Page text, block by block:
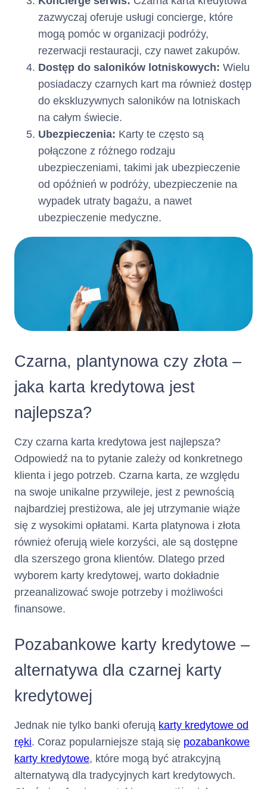
Terminy i
sposób
wypłaty
kredytu :
W jaki sposób i w jakim terminie
otrzyma Pani/Pan pieniądze
Środki z tytułu przyznanego
Limitu kredytowego zostaną
postawione do dyspozycji
Klienta jednorazowo na
rachunku Kartyw terminie 2
dniod dnia zawarcia Umowy.
Klient ma możliwość szybkiego
Kredytowego w Rachunku
Karty z chwilą zawarcia Umowy,
w ramach usługi Fast Cash.
Czas obowiązywania
umowy :
Umowa zostaje zawarta na
okres 360 (trzystu
sześćdziesięciu) dni z
automatycznego
przedłużenia
na kolejne 360-
dniowe okresy kredytowania, o
ile Klient lub Kredytodawca nie
wypowie Umowy, zadecyduje o
niewznawianiu Karty
Kredytowej Netcredit albo nie
powodujące jej rozwiązanie.
Zasady i terminy spłaty
kredytu :
Klient zobowiązany jest do
każdego Okresu
Rozliczeniowego w wysokości
co najmniej Minimalnej Kwoty
do Zapłaty wDniu Spłaty.
Dzień Spłaty i wysokość
Minimalnej Kwoty do Zapłaty
wskazane są w Zestawieniu
Operacji.
Minimalna Kwota do
stanowi sumę:
zaległych: (i) odsetek
Kredytowego tj.
zaległej Prowizji,
odsetek oraz (iii) opłat
Rozliczeniowych,
(i) odsetek za
opóźnienie, (ii) opłat
za udzielenie i
korzystanie z Limitu
zazwyczaj oferuje usługi concierge, które
mogą pomóc w organizacji podróży,
rezerwacji restauracji, czy nawet zakupów.
Dostęp do saloników lotniskowych: Wielu
posiadaczy czarnych kart ma również dostęp
do ekskluzywnych saloników na lotniskach
na całym świecie.
Ubezpieczenia: Karty te często są
połączone z różnego rodzaju
ubezpieczeniami, takimi jak ubezpieczenie
od opóźnień w podróży, ubezpieczenie na
wypadek utraty bagażu, a nawet
ubezpieczenie medyczne.
Czarna, plantynowa czy złota –
jaka karta kredytowa jest
najlepsza?
Czy czarna karta kredytowa jest najlepsza?
Odpowiedź na to pytanie zależy od konkretnego
klienta i jego potrzeb. Czarna karta, ze względu
na swoje unikalne przywileje, jest z pewnością
najbardziej prestiżowa, ale jej utrzymanie wiąże
się z wysokimi opłatami. Karta platynowa i złota
również oferują wiele korzyści, ale są dostępne
dla szerszego grona klientów. Dlatego przed
wyborem karty kredytowej, warto dokładnie
przeanalizować swoje potrzeby i możliwości
finansowe.
Pozabankowe karty kredytowe –
alternatywa dla czarnej karty
kredytowej
Jednak nie tylko banki oferują karty kredytowe od
ręki. Coraz popularniejsze stają się pozabankowe
karty kredytowe, które mogą być atrakcyjną
alternatywą dla tradycyjnych kart kredytowych.